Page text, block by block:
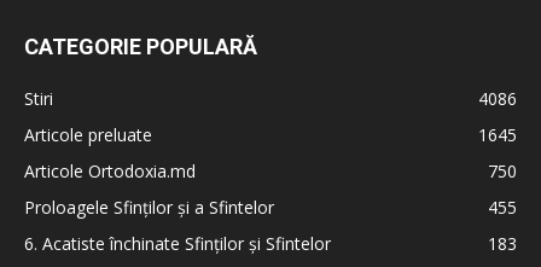
CATEGORIE POPULARĂ
Stiri
4086
Articole preluate
1645
Articole Ortodoxia.md
750
Proloagele Sfinților și a Sfintelor
455
6. Acatiste închinate Sfinților și Sfintelor
183